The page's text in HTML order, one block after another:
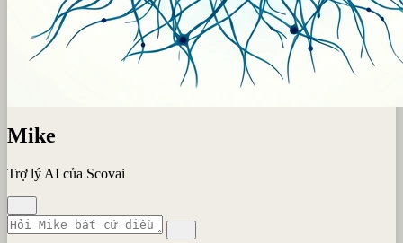
Mike
Trợ lý AI của Scovai